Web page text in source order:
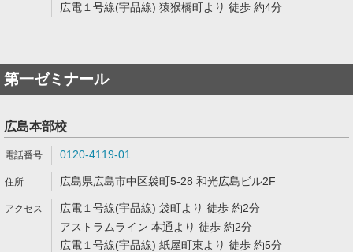
広電１号線(宇品線) 猿猴橋町より 徒歩 約4分
第一ゼミナール
広島本部校
0120-4119-01
広島県広島市中区袋町5-28 和光広島ビル2F
広電１号線(宇品線) 袋町より 徒歩 約2分
アストラムライン 本通より 徒歩 約2分
広電１号線(宇品線) 紙屋町東より 徒歩 約5分